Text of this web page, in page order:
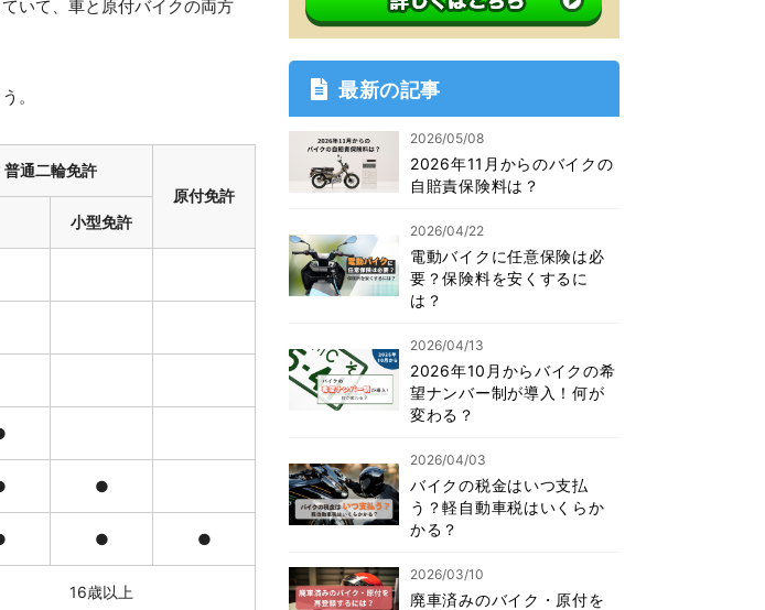
いて、車と原付バイクの両方
。
普通二輪免許
原付免許
小型免許
●
● ●
16歳以上
最新の記事
2026/05/08
2026年11月からのバイクの
自賠責保険料は？
2026/04/22
電動バイクに任意保険は必
要？保険料を安くするに
は？
2026/04/13
2026年10月からバイクの希
望ナンバー制が導入！何が
変わる？
2026/04/03
バイクの税金はいつ支払
う？軽自動車税はいくらか
かる？
2026/03/10
廃車済みのバイク・原付を